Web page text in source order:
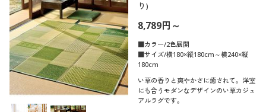
り)
8,789円～
■カラー/2色展開
■サイズ/横180×縦180cm～横240×縦
180cm
い草の香りと爽やかさに癒されて。洋室
にも合うモダンなデザインのい草カジュ
アルラグです。